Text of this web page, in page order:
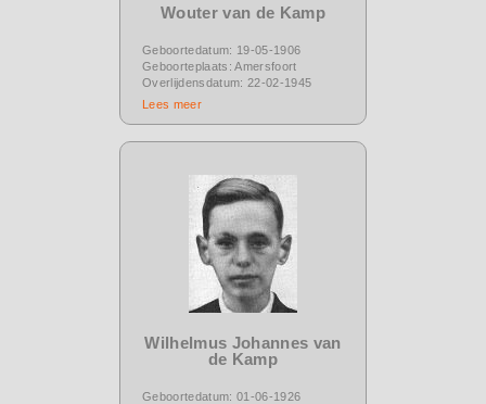
Wouter van de Kamp
Geboortedatum: 19-05-1906
Geboorteplaats: Amersfoort
Overlijdensdatum: 22-02-1945
Lees meer
Wilhelmus Johannes van
de Kamp
Geboortedatum: 01-06-1926